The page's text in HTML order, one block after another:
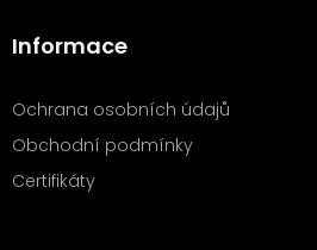
Informace
Ochrana osobních údajů
Obchodní podmínky
Certifikáty